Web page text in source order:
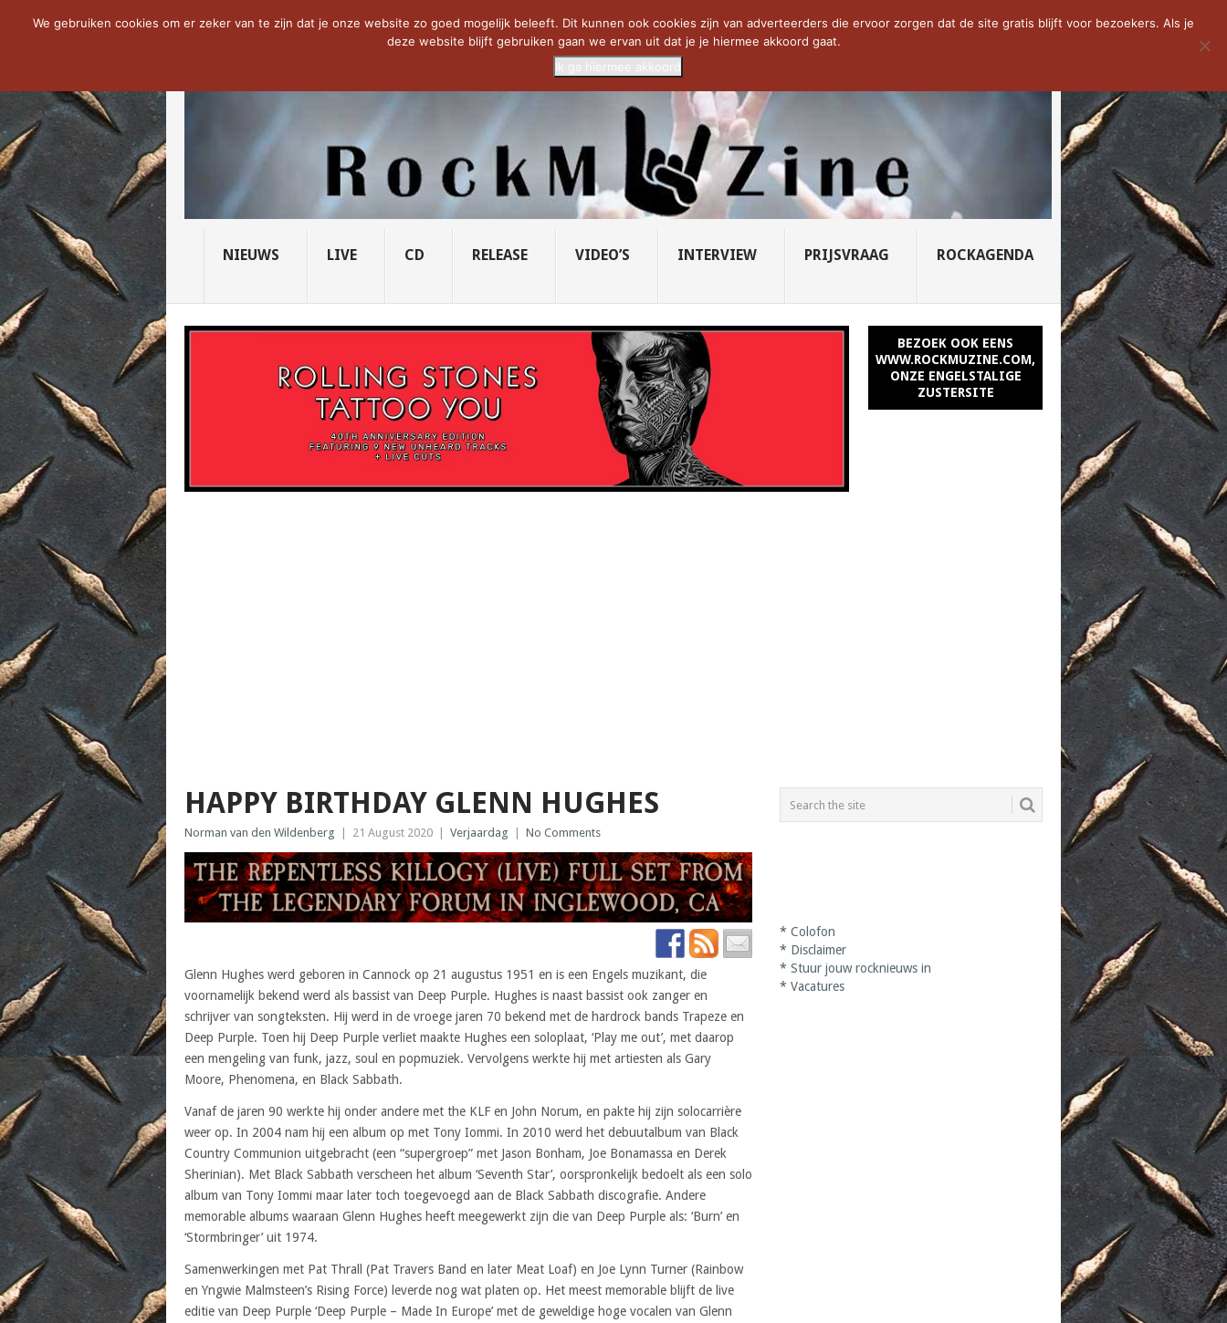
NOW TRENDING: THE VICIOUS HEAD SOCIETY... PRIDE OF LIONS – U... SAVATAGE KOMT TERUG IN 0... CD VAN DE WEEK: SLEEPING...
NIEUWS LIVE CD RELEASE VIDEO’S INTERVIEW PRIJSVRAAG ROCKAGENDA
BEZOEK OOK EENS
WWW.ROCKMUZINE.COM,
ONZE ENGELSTALIGE
ZUSTERSITE
HAPPY BIRTHDAY GLENN HUGHES
Norman van den Wildenberg 21 August 2020 Verjaardag No Comments
Glenn Hughes werd geboren in Cannock op 21 augustus 1951 en is een Engels muzikant, die
voornamelijk bekend werd als bassist van Deep Purple. Hughes is naast bassist ook zanger en
schrijver van songteksten. Hij werd in de vroege jaren 70 bekend met de hardrock bands Trapeze en
Deep Purple. Toen hij Deep Purple verliet maakte Hughes een soloplaat, ‘Play me out’, met daarop
een mengeling van funk, jazz, soul en popmuziek. Vervolgens werkte hij met artiesten als Gary
Moore, Phenomena, en Black Sabbath.
Vanaf de jaren 90 werkte hij onder andere met the KLF en John Norum, en pakte hij zijn solocarrière
weer op. In 2004 nam hij een album op met Tony Iommi. In 2010 werd het debuutalbum van Black
Country Communion uitgebracht (een “supergroep” met Jason Bonham, Joe Bonamassa en Derek
Sherinian). Met Black Sabbath verscheen het album ‘Seventh Star’, oorspronkelijk bedoelt als een solo
album van Tony Iommi maar later toch toegevoegd aan de Black Sabbath discografie. Andere
memorable albums waaraan Glenn Hughes heeft meegewerkt zijn die van Deep Purple als: ‘Burn’ en
‘Stormbringer’ uit 1974.
Samenwerkingen met Pat Thrall (Pat Travers Band en later Meat Loaf) en Joe Lynn Turner (Rainbow
en Yngwie Malmsteen’s Rising Force) leverde nog wat platen op. Het meest memorable blijft de live
editie van Deep Purple ‘Deep Purple – Made In Europe’ met de geweldige hoge vocalen van Glenn
*Colofon
* Disclaimer
*Stuur jouw rocknieuws in
*Vacatures
We gebruiken cookies om er zeker van te zijn dat je onze website zo goed mogelijk beleeft. Dit kunnen ook cookies zijn van adverteerders die ervoor zorgen dat de site gratis blijft voor bezoekers. Als je
deze website blijft gebruiken gaan we ervan uit dat je je hiermee akkoord gaat.
Ik ga hiermee akkoord